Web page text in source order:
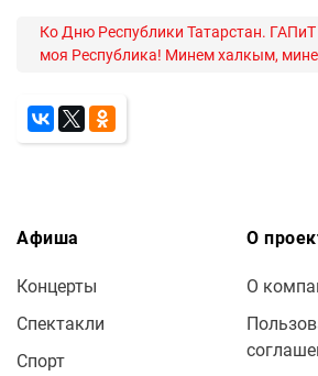
Ко Дню Республики Татарстан.
моя Республика! Минем халкым,
Афиша
Концерты
Спектакли
Спорт
О
О